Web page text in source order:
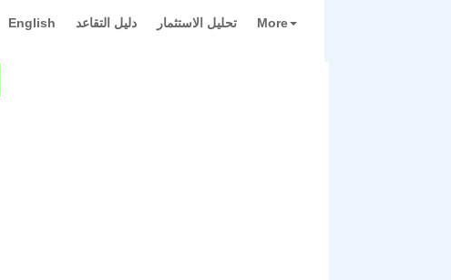
English دليل التقاعد تحليل الاستثمار More